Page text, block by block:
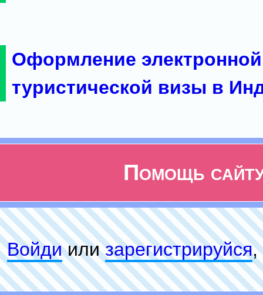
Оформление электронной
туристической визы в
Помощь
Войдиилизарeгиcтpируйся,